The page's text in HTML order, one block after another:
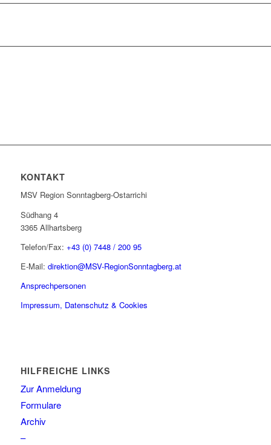
KONTAKT
MSV Region Sonntagberg-Ostarrichi
Südhang 4
3365 Allhartsberg
Telefon/Fax: +43 (0) 7448 / 200 95
E-Mail: direktion@MSV-RegionSonntagberg.at
Ansprechpersonen
Impressum, Datenschutz & Cookies
HILFREICHE LINKS
Zur Anmeldung
Formulare
Archiv
–